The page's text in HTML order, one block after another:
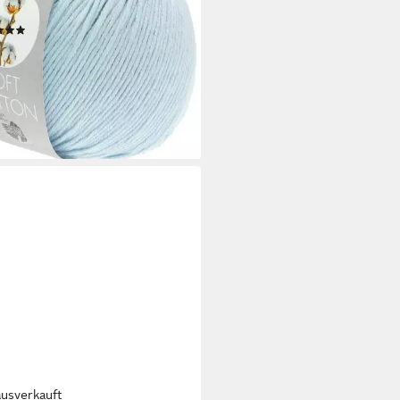
Tragekomfort), 50 g
(21)
€
€/ 1 kg)
- in 3-4 Werktagen bei dir
+42